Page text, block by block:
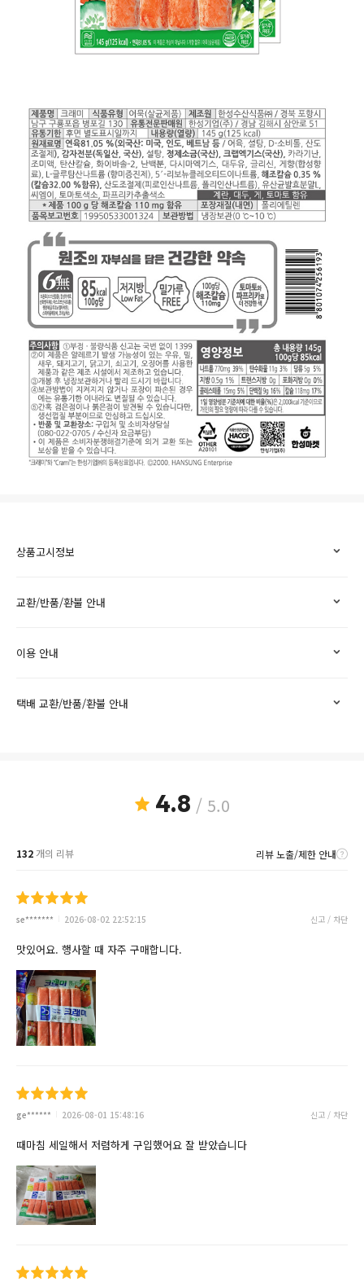
상품고시정보
교환/반품/환불 안내
이용 안내
택배 교환/반품/환불 안내
4.8 / 5.0
132개의 리뷰 리뷰 노출/제한 안내
se******* 2026-08-02 22:52:15 신고 / 차단
맛있어요. 행사할 때 자주 구매합니다.
ge****** 2026-08-01 15:48:16 신고 / 차단
때마침 세일해서 저렴하게 구입했어요 잘 받았습니다